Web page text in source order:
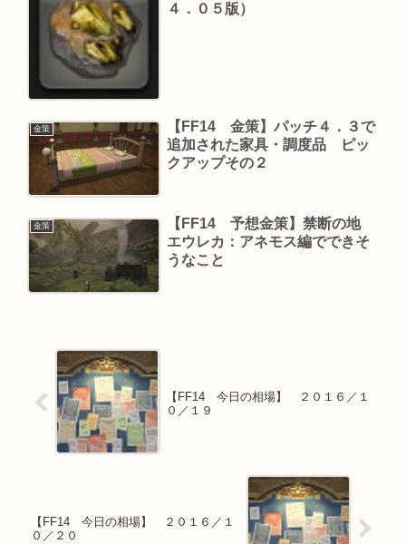
４．０５版）
金策
【FF14 金策】パッチ４．３で
追加された家具・調度品 ピッ
クアップその２
金策
【FF14 予想金策】禁断の地
エウレカ：アネモス編でできそ
うなこと
【FF14 今日の相場】 ２０１６／１
０／１９
【FF14 今日の相場】 ２０１６／１
０／２０